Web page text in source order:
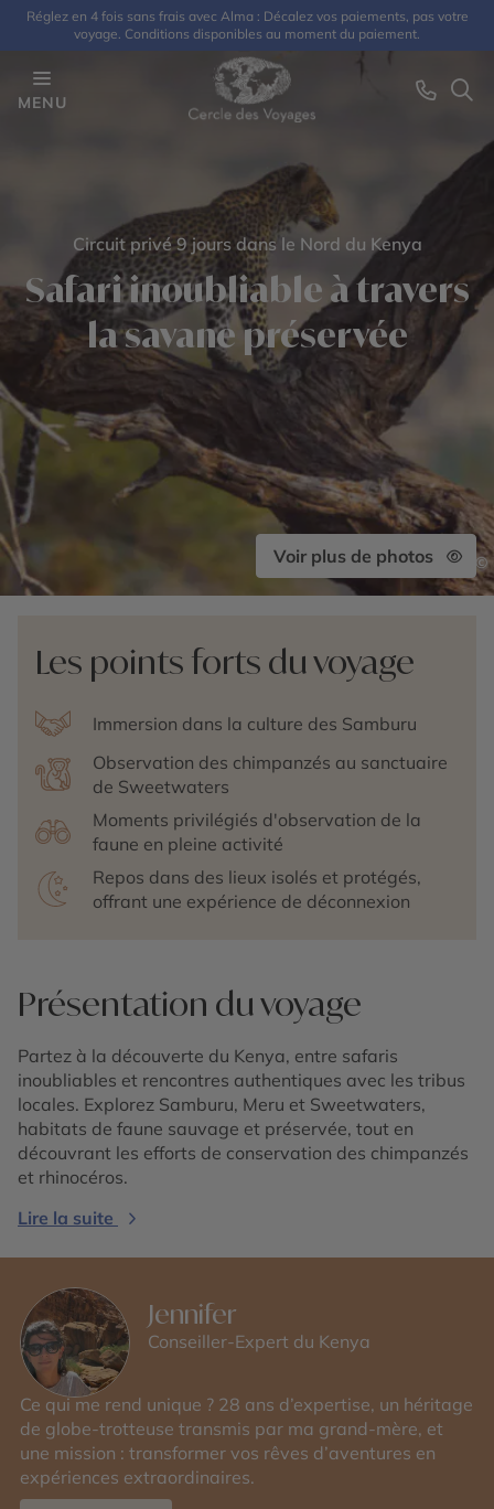
Réglez en 4 fois sans frais avec Alma : Décalez vos paiements, pas votre
voyage. Conditions disponibles au moment du paiement.
MENU
Circuit privé 9 jours dans le Nord du Kenya
Safari inoubliable à travers
la savane préservée
Voir plus de photos ©
Les points forts du voyage
Immersion dans la culture des Samburu
Observation des chimpanzés au sanctuaire
de Sweetwaters
Moments privilégiés d'observation de la
faune en pleine activité
Repos dans des lieux isolés et protégés,
offrant une expérience de déconnexion
Présentation du voyage
Partez à la découverte du Kenya, entre safaris
inoubliables et rencontres authentiques avec les tribus
locales. Explorez Samburu, Meru et Sweetwaters,
habitats de faune sauvage et préservée, tout en
découvrant les efforts de conservation des chimpanzés
et rhinocéros.
Lire la suite
Jennifer
Conseiller-Expert du Kenya
Ce qui me rend unique ? 28 ans d’expertise, un héritage
de globe-trotteuse transmis par ma grand-mère, et
une mission : transformer vos rêves d’aventures en
expériences extraordinaires.